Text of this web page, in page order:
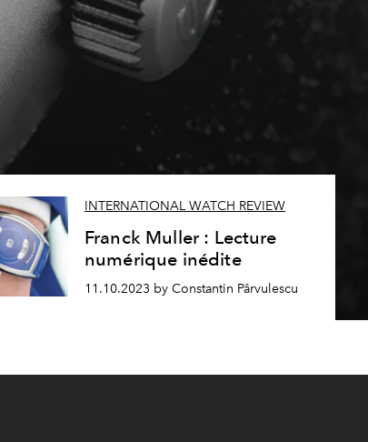
INTERNATIONAL WATCH REVIEW
Franck Muller : Lecture
numérique inédite
11.10.2023 by Constantin Pârvulescu